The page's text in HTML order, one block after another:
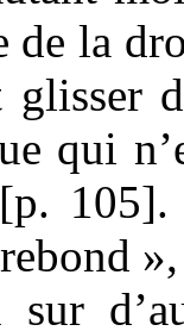
de la
qui
[p.
sur